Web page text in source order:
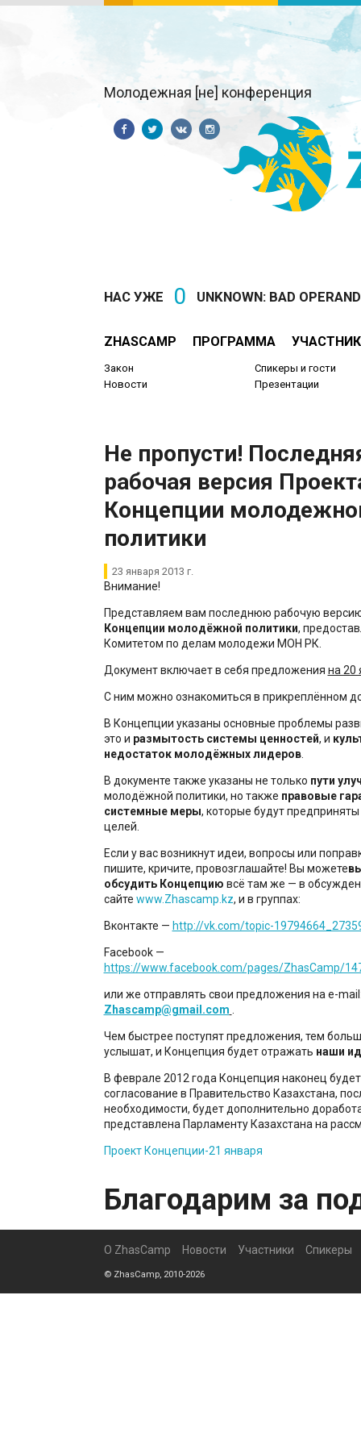
Молодежная [не] конференция
НАС УЖЕ 0 UNKNOWN: BAD
ZHASCAMP ПРОГРАММА
Закон
Новости
Спикеры и гости
Презентации
Не пропусти!
рабочая версия
Концепции
политики
23 января 2013 г.
Внимание!
Представляем вам последнюю рабочую
Концепции молодёжной политики,
Комитетом по делам молодежи МОН РК.
Документ включает в себя предложения на 20
С ним можно ознакомиться в прикреплённом
В Концепции указаны основные проблемы
это и размытость системы ценностей, и
недостаток молодёжных лидеров.
В документе также указаны не только пути
молодёжной политики, но также правовые
системные меры, которые будут
целей.
Если у вас возникнут идеи, вопросы или
пишите, кричите, провозглашайте! Вы можете
обсудить Концепцию всё там же — в
сайте www.Zhascamp.kz, и в группах:
Вконтакте — http://vk.com/topic-
Facebook —
https://www.facebook.com/pages/ZhasCamp/
или же отправлять свои предложения на e-
Zhascamp@gmail.com
Чем быстрее поступят предложения, тем
услышат, и Концепция будет отражать наши
В феврале 2012 года Концепция наконец
согласование в Правительство Казахстана,
необходимости, будет дополнительно
представлена Парламенту Казахстана на
Проект Концепции-21 января
Благодарим за
О ZhasCamp Новости Участники Спикеры
© ZhasCamp, 2010-2026